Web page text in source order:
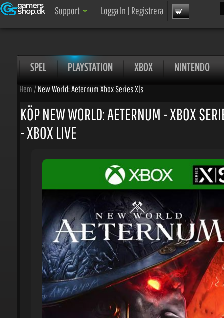
Support Logga In|Registrera
SPEL PLAYSTATION XBOX NINTENDO
Hem/New World: Aeternum Xbox Series X|s
KÖP NEW WORLD: AETERNUM - XBOX
- XBOX LIVE